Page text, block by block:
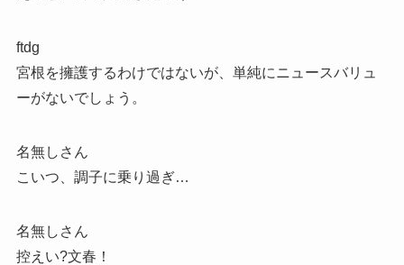
ftdg
宮根を擁護するわけではないが、単純にニュースバリュ
ーがないでしょう。
名無しさん
こいつ、調子に乗り過ぎ…
名無しさん
控えい?文春！